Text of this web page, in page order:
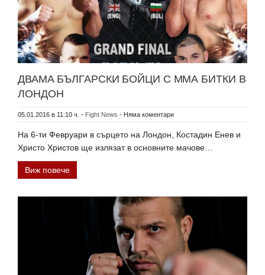
ДВАМА БЪЛГАРСКИ БОЙЦИ С ММА БИТКИ В
ЛОНДОН
05.01.2016 в 11:10 ч. - Fight News - Няма коментари
На 6-ти Февруари в сърцето на Лондон, Костадин Енев и
Христо Христов ще излязат в основните мачове…
Виж повече